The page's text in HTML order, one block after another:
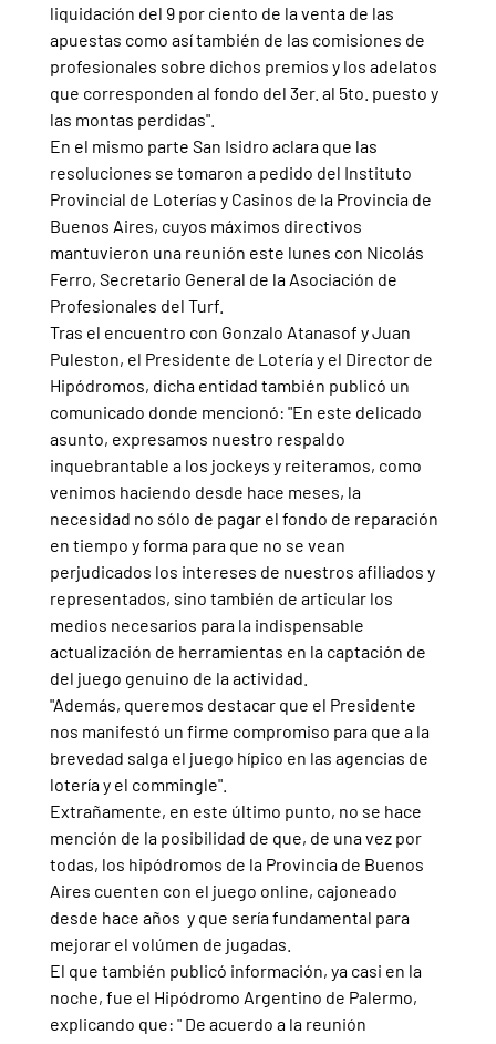
liquidación del 9 por ciento de la venta de las
apuestas como así también de las comisiones de
profesionales sobre dichos premios y los adelatos
que corresponden al fondo del 3er. al 5to. puesto y
las montas perdidas".
En el mismo parte San Isidro aclara que las
resoluciones se tomaron a pedido del Instituto
Provincial de Loterías y Casinos de la Provincia de
Buenos Aires, cuyos máximos directivos
mantuvieron una reunión este lunes con Nicolás
Ferro, Secretario General de la Asociación de
Profesionales del Turf.
Tras el encuentro con Gonzalo Atanasof y Juan
Puleston, el Presidente de Lotería y el Director de
Hipódromos, dicha entidad también publicó un
comunicado donde mencionó: "En este delicado
asunto, expresamos nuestro respaldo
inquebrantable a los jockeys y reiteramos, como
venimos haciendo desde hace meses, la
necesidad no sólo de pagar el fondo de reparación
en tiempo y forma para que no se vean
perjudicados los intereses de nuestros afiliados y
representados, sino también de articular los
medios necesarios para la indispensable
actualización de herramientas en la captación de
del juego genuino de la actividad.
"Además, queremos destacar que el Presidente
nos manifestó un firme compromiso para que a la
brevedad salga el juego hípico en las agencias de
lotería y el commingle".
Extrañamente, en este último punto, no se hace
mención de la posibilidad de que, de una vez por
todas, los hipódromos de la Provincia de Buenos
Aires cuenten con el juego online, cajoneado
desde hace años  y que sería fundamental para
mejorar el volúmen de jugadas.
El que también publicó información, ya casi en la
noche, fue el Hipódromo Argentino de Palermo,
explicando que: " De acuerdo a la reunión